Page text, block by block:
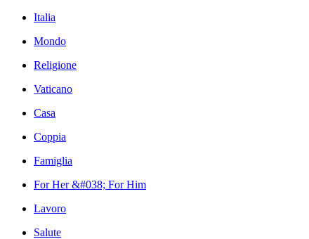
Italia
Mondo
Religione
Vaticano
Casa
Coppia
Famiglia
For Her &#038; For Him
Lavoro
Salute